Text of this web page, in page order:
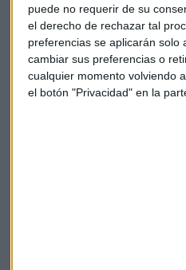
puede no requerir de su
el derecho de rechazar tal
preferencias se aplicarán solo
cambiar sus preferencias o
cualquier momento volviendo
el botón "Privacidad" en la